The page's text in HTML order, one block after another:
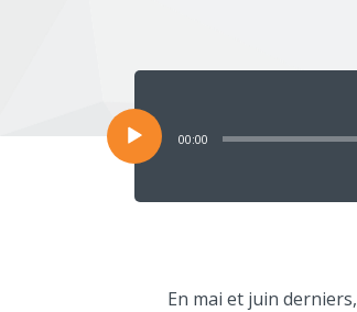
Lecteur
00:00
En mai et juin derniers,